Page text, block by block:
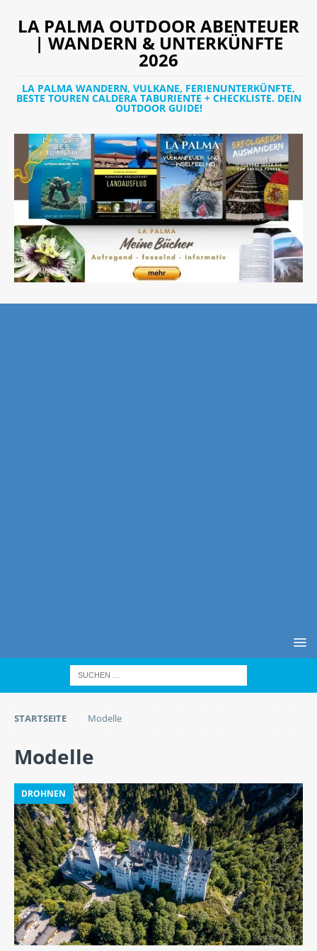
LA PALMA OUTDOOR ABENTEUER
| WANDERN & UNTERKÜNFTE
2026
LA PALMA WANDERN, VULKANE, FERIENUNTERKÜNFTE,
BESTE TOUREN CALDERA TABURIENTE + CHECKLISTE. DEIN
OUTDOOR GUIDE!
STARTSEITE Modelle
Modelle
DROHNEN